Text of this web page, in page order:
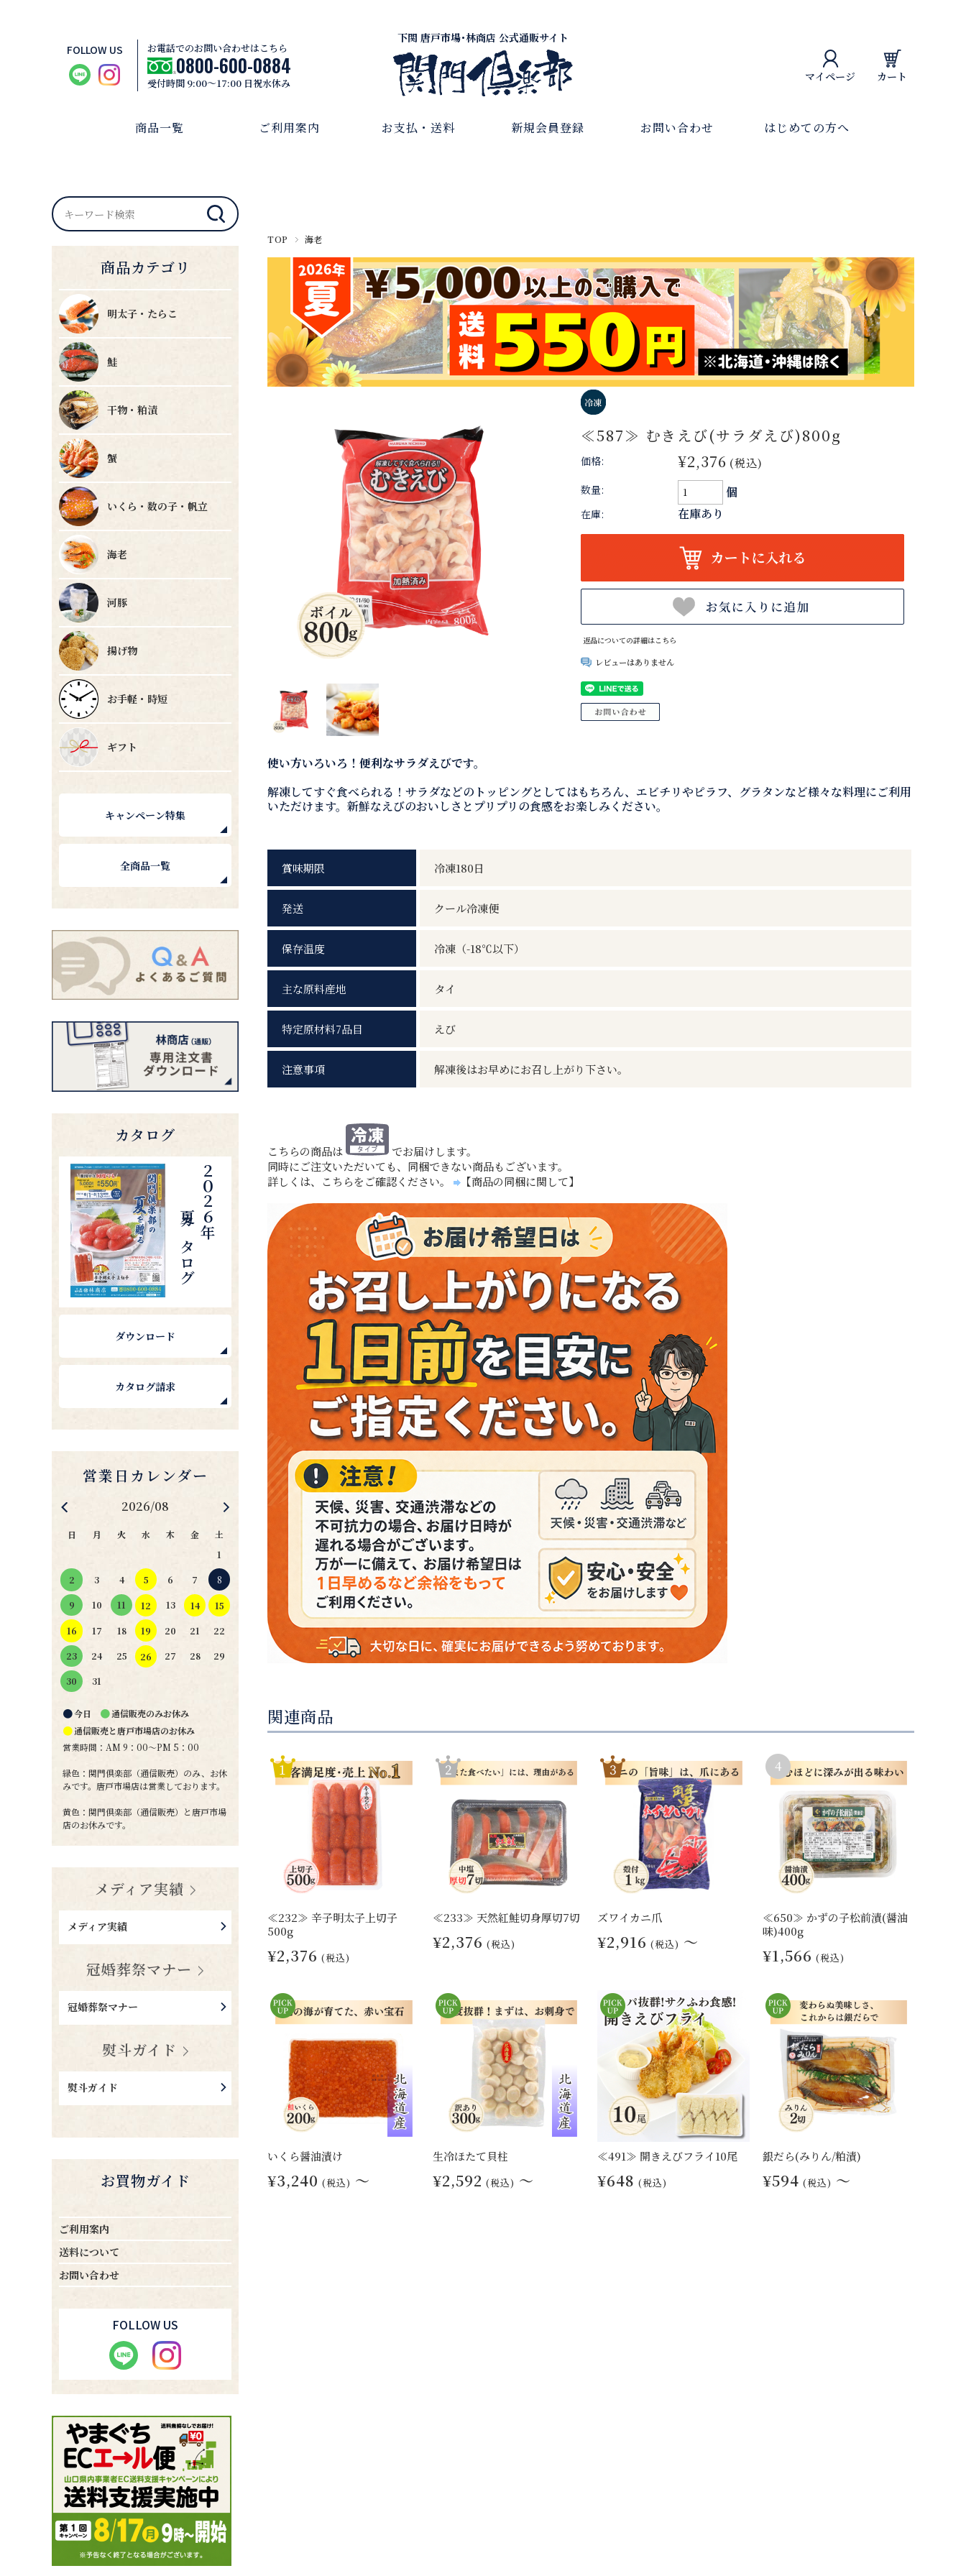
FOLLOW US お電話でのお問い合わせはこちら
0800-600-0884
受付時間 9:00～17:00 日祝水休み
下関 唐戸市場･林商店 公式通販サイト
マイページ カート
商品一覧 ご利用案内 お支払・送料 新規会員登録 お問い合わせ はじめての方へ
TOP 海老
≪587≫ むきえび(サラダえび)800g
価格: ¥2,376 (税込)
数量: 個
在庫: 在庫あり
返品についての詳細はこちら
レビューはありません
使い方いろいろ！便利なサラダえびです。
解凍してすぐ食べられる！サラダなどのトッピングとしてはもちろん、エビチリやピラフ、グラタンなど様々な料理にご利用
いただけます。新鮮なえびのおいしさとプリプリの食感をお楽しみください。
賞味期限 冷凍180日
発送 クール冷凍便
保存温度 冷凍（-18℃以下）
主な原料産地 タイ
特定原材料7品目 えび
注意事項 解凍後はお早めにお召し上がり下さい。
こちらの商品は
でお届けします。
同時にご注文いただいても、同梱できない商品もございます。
詳しくは、こちらをご確認ください。
【商品の同梱に関して】
関連商品
≪232≫ 辛子明太子上切子
500g
¥2,376 (税込)
≪233≫ 天然紅鮭切身厚切7切
¥2,376 (税込)
ズワイカニ爪
¥2,916 (税込) ～
≪650≫ かずの子松前漬(醤油
味)400g
¥1,566 (税込)
いくら醤油漬け
¥3,240 (税込) ～
生冷ほたて貝柱
¥2,592 (税込) ～
≪491≫ 開きえびフライ10尾
¥648 (税込)
銀だら(みりん/粕漬)
¥594 (税込) ～
商品カテゴリ
明太子・たらこ
鮭
干物・粕漬
蟹
いくら・数の子・帆立
海老
河豚
揚げ物
お手軽・時短
ギフト
キャンペーン特集
全商品一覧
カタログ
２０２６年
夏カタログ
ダウンロード
カタログ請求
2026/08
日 月 火 水 木 金
土
1
2 3 4 5 6 7 8
9 10 11 12 13 14 15
16 17 18 19 20 21 22
23 24 25 26 27 28 29
30 31
●今日 ●通信販売のみお休み
●通信販売と唐戸市場店のお休み
営業時間：AM 9：00～PM 5：00
緑色：関門倶楽部（通信販売）のみ、お休
みです。唐戸市場店は営業しております。
黄色：関門倶楽部（通信販売）と唐戸市場
店のお休みです。
メディア実績
メディア実績
冠婚葬祭マナー
冠婚葬祭マナー
熨斗ガイド
熨斗ガイド
お買物ガイド
ご利用案内
送料について
お問い合わせ
FOLLOW US